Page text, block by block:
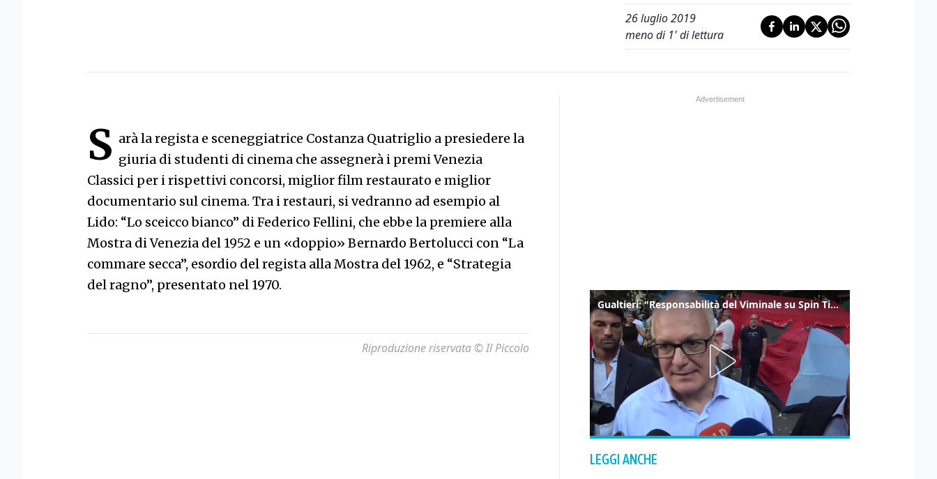
26 luglio 2019
meno di 1' di lettura
S arà la regista e sceneggiatrice Costanza Quatriglio a presiedere la
giuria di studenti di cinema che assegnerà i premi Venezia
Classici per i rispettivi concorsi, miglior film restaurato e miglior
documentario sul cinema. Tra i restauri, si vedranno ad esempio al
Lido: “Lo sceicco bianco” di Federico Fellini, che ebbe la premiere alla
Mostra di Venezia del 1952 e un «doppio» Bernardo Bertolucci con “La
commare secca”, esordio del regista alla Mostra del 1962, e “Strategia
del ragno”, presentato nel 1970.
Riproduzione riservata © Il Piccolo
Gualtieri: "Responsabilità del Viminale su Spin Time? La posizione dei partiti è nota"
LEGGI ANCHE